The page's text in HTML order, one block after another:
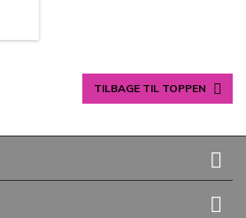
TILBAGE TIL TOPPEN 

